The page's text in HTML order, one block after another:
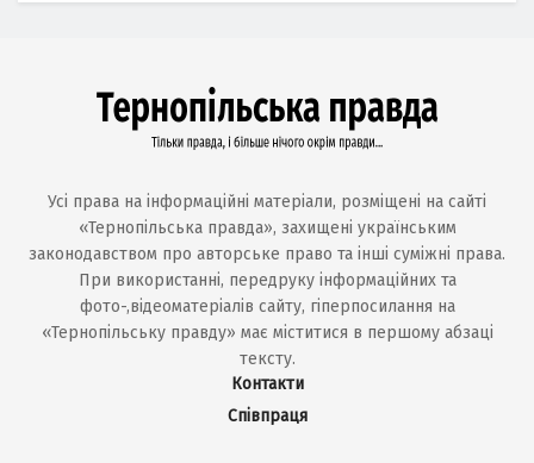
Усі права на інформаційні матеріали, розміщені на сайті
«Тернопільська правда», захищені українським
законодавством про авторське право та інші суміжні права.
При використанні, передруку інформаційних та
фото-,відеоматеріалів сайту, гіперпосилання на
«Тернопільську правду» має міститися в першому абзаці
тексту.
Контакти
Співпраця